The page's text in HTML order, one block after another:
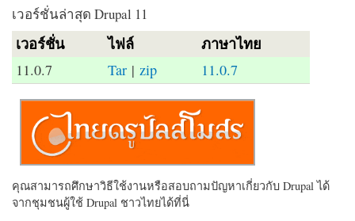
เวอร์ชั่นล่าสุด Drupal 11
เวอร์ชั่น ไฟล์ ภาษาไทย
11.0.7 Tar | zip 11.0.7
คุณสามารถศึกษาวิธีใช้งานหรือสอบถามปัญหาเกี่ยวกับ Drupal ได้
จากชุมชนผู้ใช้ Drupal ชาวไทยได้ที่นี่